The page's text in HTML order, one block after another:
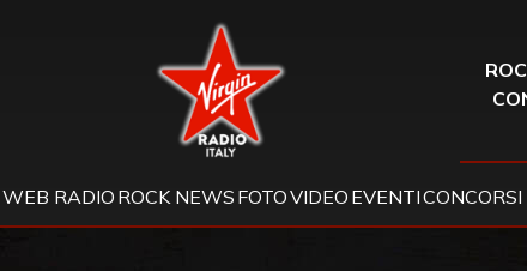
Virgin Radio
WEB RADIO ROCK NEWS FOTOVIDEO EVENTICONCORSI